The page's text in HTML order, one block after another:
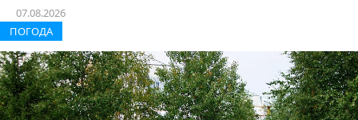
07.08.2026
ПОГОДА